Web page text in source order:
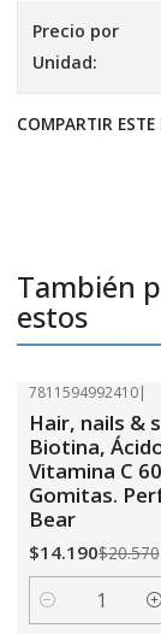
Precio por
Unidad:
COMPARTIR
También
estos
7811594992410|
Hair, nails &
Biotina,
Vitamina C 60
Gomitas.
Bear
$14.190$20.570
Cantidad